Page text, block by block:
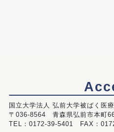
国立大学法人 弘前大学被ばく医
〒036-8564 青森県弘前市本町
TEL：0172-39-5401 FAX：